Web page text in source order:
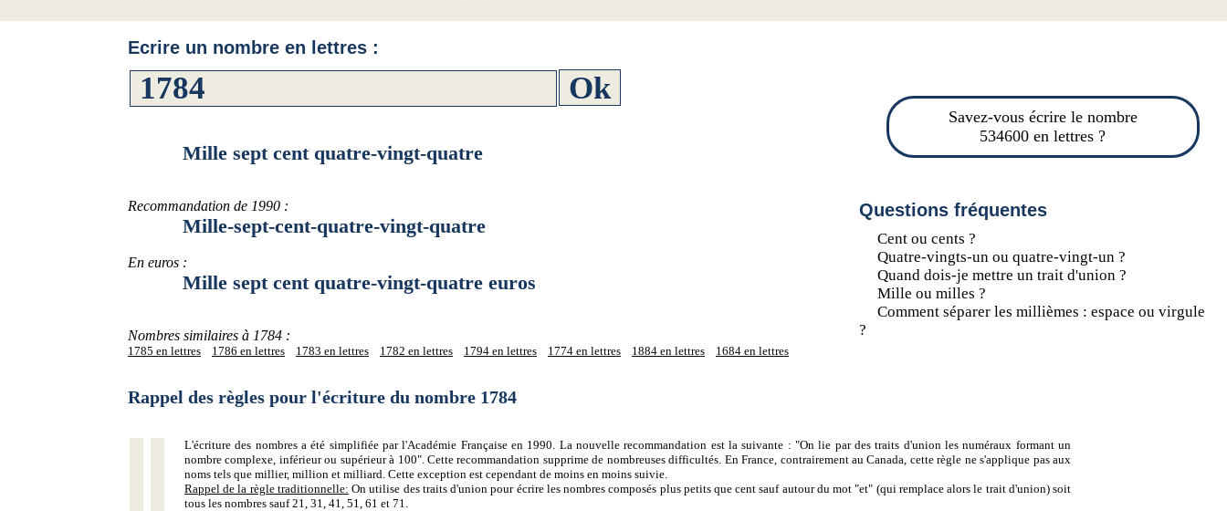
Savez-vous écrire le nombre
534600 en lettres ?
Questions fréquentes
Cent ou cents ?
Quatre-vingts-un ou quatre-vingt-un ?
Quand dois-je mettre un trait d'union ?
Mille ou milles ?
Comment séparer les millièmes : espace ou virgule
?
Ecrire un nombre en lettres :
Mille sept cent quatre-vingt-quatre
Recommandation de 1990 :
Mille-sept-cent-quatre-vingt-quatre
En euros :
Mille sept cent quatre-vingt-quatre euros
Nombres similaires à 1784 :
1785 en lettres 1786 en lettres 1783 en lettres 1782 en lettres 1794 en lettres 1774 en lettres 1884 en lettres 1684 en lettres
Rappel des règles pour l'écriture du nombre 1784
L'écriture des nombres a été simplifiée par l'Académie Française en 1990. La nouvelle recommandation est la suivante : "On lie par des traits d'union les numéraux formant un
nombre complexe, inférieur ou supérieur à 100". Cette recommandation supprime de nombreuses difficultés. En France, contrairement au Canada, cette règle ne s'applique pas aux
noms tels que millier, million et milliard. Cette exception est cependant de moins en moins suivie.
Rappel de la règle traditionnelle: On utilise des traits d'union pour écrire les nombres composés plus petits que cent sauf autour du mot "et" (qui remplace alors le trait d'union) soit
tous les nombres sauf 21, 31, 41, 51, 61 et 71.